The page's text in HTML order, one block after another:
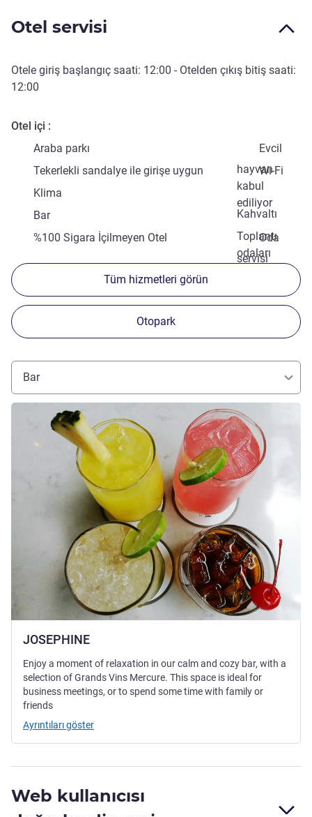
Otel servisi
Otele giriş başlangıç saati: 12:00 - Otelden çıkış bitiş saati:
12:00
Otel içi
Araba parkı
Evcil
hayvan
kabul
ediliyor
Tekerlekli sandalye ile girişe uygun
Wi-Fi
Klima
Kahvaltı
Bar
Toplantı
odaları
%100 Sigara İçilmeyen Otel
Oda
servisi
Tüm hizmetleri görün
Otopark
Bar
JOSEPHINE
Ayrıntıları göster
Enjoy a moment of relaxation in our calm and cozy bar, with a
selection of Grands Vins Mercure. This space is ideal for
business meetings, or to spend some time with family or
friends
Ayrıntıları göster
Web kullanıcısı